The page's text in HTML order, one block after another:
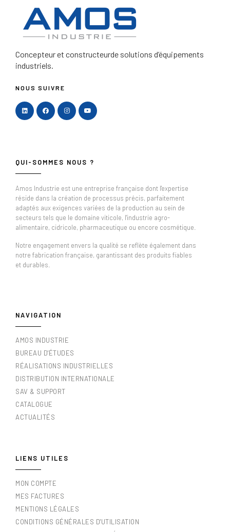
Concepteur et constructeurde solutions d’équipements
industriels.
NOUS SUIVRE
QUI-SOMMES NOUS ?
Amos Industrie est une entreprise française dont l'expertise
réside dans la création de processus précis, parfaitement
adaptés aux exigences variées de la production au sein de
secteurs tels que le domaine viticole, l'industrie agro-
alimentaire, cidricole, pharmaceutique ou encore cosmétique.
Notre engagement envers la qualité se reflète également dans
notre fabrication française, garantissant des produits fiables
et durables.
NAVIGATION
AMOS INDUSTRIE
BUREAU D'ÉTUDES
RÉALISATIONS INDUSTRIELLES
DISTRIBUTION INTERNATIONALE
SAV & SUPPORT
CATALOGUE
ACTUALITÉS
LIENS UTILES
MON COMPTE
MES FACTURES
MENTIONS LÉGALES
CONDITIONS GÉNÉRALES D'UTILISATION